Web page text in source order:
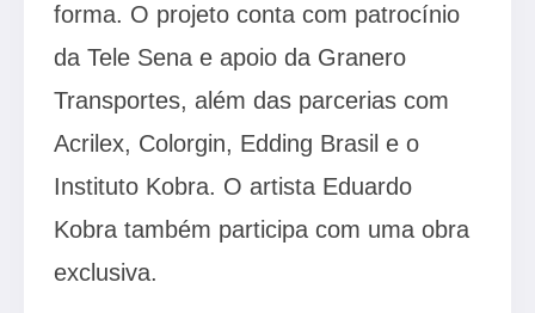
forma. O projeto conta com patrocínio
da Tele Sena e apoio da Granero
Transportes, além das parcerias com
Acrilex, Colorgin, Edding Brasil e o
Instituto Kobra. O artista Eduardo
Kobra também participa com uma obra
exclusiva.